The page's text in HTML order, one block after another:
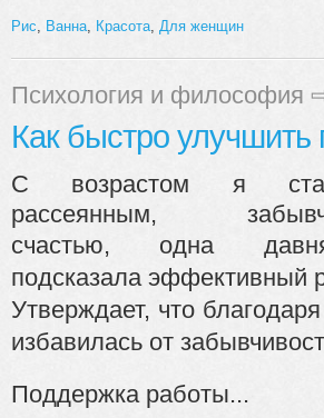
Рис Ванна Красота Для женщин
Психология и философия
Как быстро улучшить
С возрастом я
рассеянным,
счастью, одна
подсказала эффективный
Утверждает, что
избавилась от
Поддержка работы...